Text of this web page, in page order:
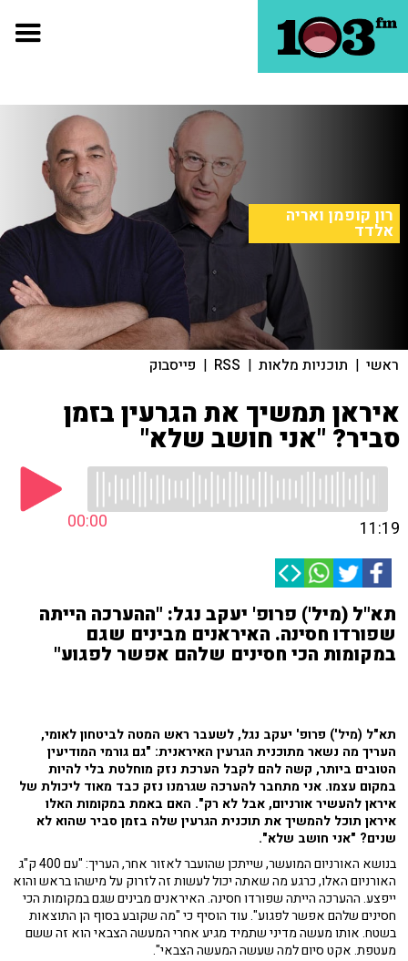
רון קופמן ואריה
אלדד
ראשי | תוכניות מלאות |
RSS
| פייסבוק
איראן תמשיך את הגרעין בזמן
סביר? "אני חושב שלא"
00:00 11:19
תא"ל (מיל') פרופ' יעקב נגל: "ההערכה הייתה
שפורדו חסינה. האיראנים מבינים שגם
במקומות הכי חסינים שלהם אפשר לפגוע"
תא"ל (מיל') פרופ' יעקב נגל, לשעבר ראש המטה לביטחון לאומי,
העריך מה נשאר מתוכנית הגרעין האיראנית: "גם גורמי המודיעין
הטובים ביותר, קשה להם לקבל הערכת נזק מוחלטת בלי להיות
במקום עצמו. אני מתחבר להערכה שגרמנו נזק כבד מאוד ליכולת של
איראן להעשיר אורניום, אבל לא רק". האם באמת במקומות האלו
איראן תוכל להמשיך את תוכנית הגרעין שלה בזמן סביר שהוא לא
שנים? "אני חושב שלא".
בנושא האורניום המועשר, שייתכן שהועבר לאזור אחר, העריך: "עם 400 ק"ג
האורניום האלו, כרגע מה שאתה יכול לעשות זה לזרוק על מישהו בראש והוא
ייפצע. ההערכה הייתה שפורדו חסינה. האיראנים מבינים שגם במקומות הכי
חסינים שלהם אפשר לפגוע". עוד הוסיף כי "מה שקובע בסוף הן התוצאות
בשטח. אותו מעשה מדיני שתמיד מגיע אחרי המעשה הצבאי הוא זה ששם
מעטפת. אקט סיום למה שעשה המעשה הצבאי".